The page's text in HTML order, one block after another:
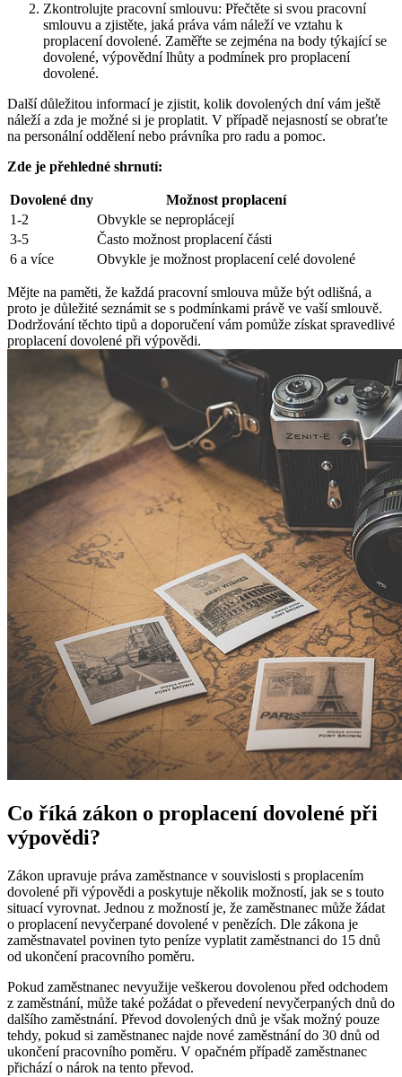
Zkontrolujte pracovní smlouvu: Přečtěte ⁣si svou pracovní​
smlouvu a zjistěte, jaká práva⁢ vám náleží ve vztahu k
proplacení dovolené. Zaměřte se zejména na body týkající se
dovolené,⁣ výpovědní lhůty a podmínek pro proplacení
dovolené.
Další důležitou⁤ informací je zjistit, kolik dovolených dní vám ještě
náleží a ⁣zda je‌ možné si je proplatit. V případě nejasností se obraťte
na personální oddělení nebo právníka pro radu a pomoc.
Zde je ⁤přehledné shrnutí:
Dovolené dny
Možnost proplacení
1-2
Obvykle se neproplácejí
3-5
Často ⁢možnost proplacení části
6 a ⁤více
Obvykle je možnost⁢ proplacení celé ⁤dovolené
Mějte na paměti, ⁢že každá pracovní smlouva může být⁢ odlišná, a
proto je důležité seznámit se s podmínkami právě ve vaší smlouvě.
Dodržování těchto tipů a ‍doporučení‍ vám pomůže získat spravedlivé
proplacení⁤ dovolené při výpovědi.
Co říká zákon⁣ o ⁢proplacení dovolené při
výpovědi?
Zákon upravuje práva ⁢zaměstnance v ‍souvislosti s proplacením
dovolené při výpovědi a poskytuje několik⁤ možností, jak se s ‍touto
situací vyrovnat. Jednou⁤ z možností ‌je, že zaměstnanec může žádat
o proplacení nevyčerpané dovolené v penězích. Dle‍ zákona je
zaměstnavatel​ povinen tyto peníze vyplatit zaměstnanci do ⁢15 dnů
od ukončení pracovního poměru.
Pokud ⁤zaměstnanec nevyužije‍ veškerou dovolenou před odchodem
z zaměstnání, může ⁣také požádat o převedení nevyčerpaných dnů do
dalšího zaměstnání. Převod dovolených dnů je však⁢ možný pouze
tehdy, pokud ⁢si zaměstnanec najde nové zaměstnání do 30 dnů od‌
ukončení pracovního ⁢poměru. V opačném případě zaměstnanec
přichází⁤ o nárok na ⁤tento převod.